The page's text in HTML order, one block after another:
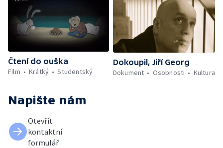
Čtení do ouška
Film
Krátký Studentský
Dokoupil, Jiří Georg
Dokument
Osobnosti Kultura
Napište nám
Otevřít
kontaktní
formulář